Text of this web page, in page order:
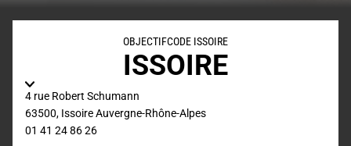
OBJECTIFCODE ISSOIRE
ISSOIRE
4 rue Robert Schumann
63500, IssoireAuvergne-Rhône-Alpes
01 41 24 86 26